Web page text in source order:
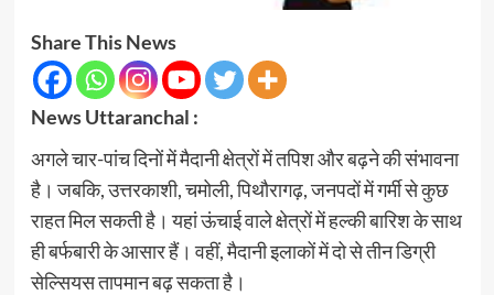
Share This News
News Uttaranchal :
अगले चार-पांच दिनों में मैदानी क्षेत्रों में तपिश और बढ़ने की संभावना
है। जबकि, उत्तरकाशी, चमोली, पिथौरागढ़, जनपदों में गर्मी से कुछ
राहत मिल सकती है। यहां ऊंचाई वाले क्षेत्रों में हल्की बारिश के साथ
ही बर्फबारी के आसार हैं। वहीं, मैदानी इलाकों में दो से तीन डिग्री
सेल्सियस तापमान बढ़ सकता है।